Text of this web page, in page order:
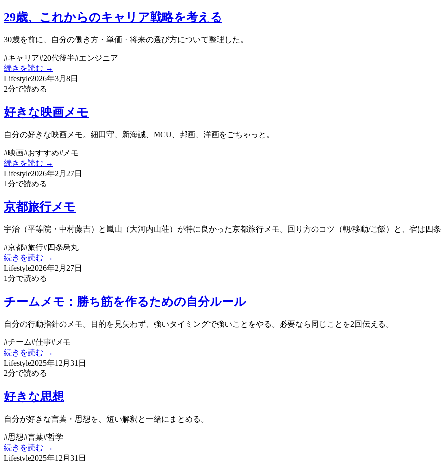
29歳、これからのキャリア戦略を考える
30歳を前に、自分の働き方・単価・将来の選び方について整理した。
#キャリア#20代後半#エンジニア
続きを読む →
Lifestyle2026年3月8日
2分で読める
好きな映画メモ
自分の好きな映画メモ。細田守、新海誠、MCU、邦画、洋画をごちゃっと。
#映画#おすすめ# メモ
続きを読む →
Lifestyle2026年2月27日
1分で読める
京都旅行メモ
宇治（平等院・中村藤吉）と嵐山（大河内山荘）が特に良かった京都旅行メモ。回り方のコツ（朝/移動/ご飯）と、宿は四
#京都#旅行#四条烏丸
続きを読む →
Lifestyle2026年2月27日
1分で読める
チームメモ：勝ち筋を作るための自分ルール
自分の行動指針のメモ。目的を見失わず、強いタイミングで強いことをやる。必要なら同じことを2回伝える。
#チーム#仕事# メモ
続きを読む →
Lifestyle2025年12月31日
2分で読める
好きな思想
自分が好きな言葉・思想を、短い解釈と一緒にまとめる。
#思想#言葉#哲学
続きを読む →
Lifestyle2025年12月31日